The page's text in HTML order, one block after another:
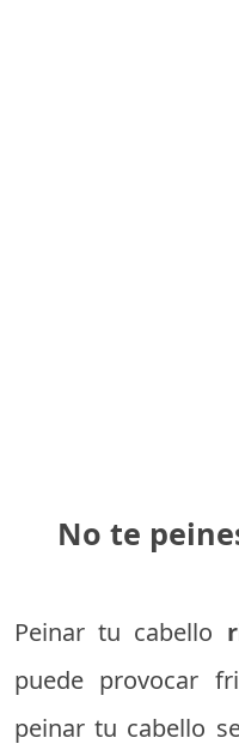
No te
Peinar tu cabello
puede provocar
peinar tu cabello